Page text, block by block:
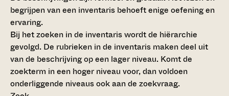
begrijpen van een inventaris behoeft enige oefening en
ervaring.
Bij het zoeken in de inventaris wordt de hiërarchie
gevolgd. De rubrieken in de inventaris maken deel uit
van de beschrijving op een lager niveau. Komt de
zoekterm in een hoger niveau voor, dan voldoen
onderliggende niveaus ook aan de zoekvraag.